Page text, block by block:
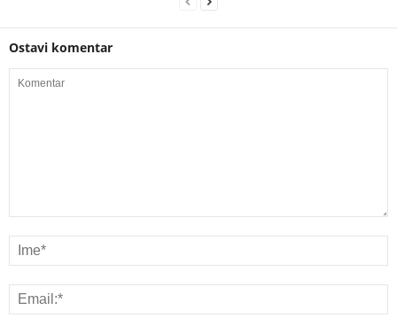
Ostavi komentar